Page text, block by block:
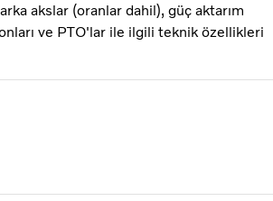
akslar (oranlar dahil), güç aktarım
ve PTO'lar ile ilgili teknik özellikleri